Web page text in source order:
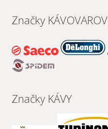
Značky KÁVOVAROV
Značky KÁVY